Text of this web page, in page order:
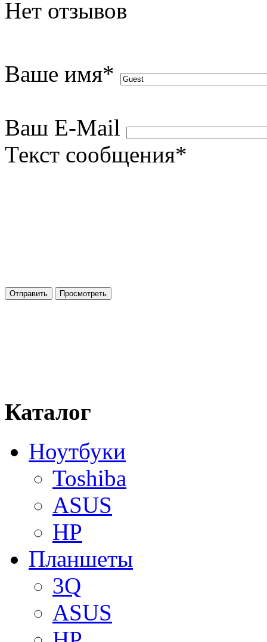
Нет отзывов
Ваше имя*
Ваш E-Mail
Текст сообщения*
Каталог
Ноутбуки
Toshiba
ASUS
HP
Планшеты
3Q
ASUS